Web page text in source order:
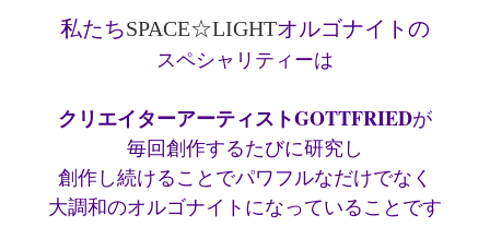
私たちSPACE☆LIGHTオルゴナイトの
スペシャリティーは
クリエイターアーティストGOTTFRIEDが
毎回創作するたびに研究し
創作し続けることでパワフルなだけでなく
大調和のオルゴナイトになっていることです